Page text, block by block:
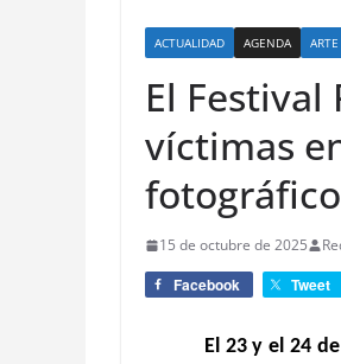
ACTUALIDAD AGENDA ARTE
El
víctimas
15 de octubre de 2025
Facebook Tweet
El 23 y el 24